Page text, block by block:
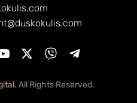
All Rights Reserved.